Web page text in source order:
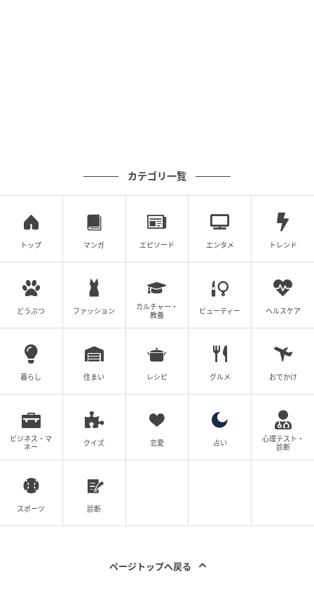
カテゴリ一覧
トップ マンガ エピソード エンタメ トレンド
どうぶつ ファッション
カルチャー・
教養
ビューティー ヘルスケア
暮らし 住まい レシピ グルメ おでかけ
ビジネス・マ
ネー
クイズ 恋愛 占い
心理テスト・
診断
スポーツ 診断
ページトップへ戻る